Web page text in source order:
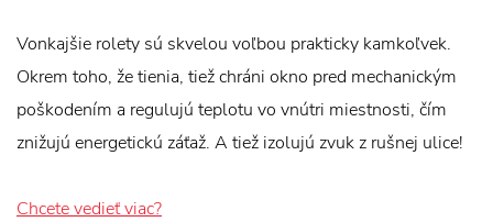
Vonkajšie rolety sú skvelou voľbou prakticky kamkoľvek.
Okrem toho, že tienia, tiež chráni okno pred mechanickým
poškodením a regulujú teplotu vo vnútri miestnosti, čím
znižujú energetickú záťaž. A tiež izolujú zvuk z rušnej ulice!
Chcete vedieť viac?